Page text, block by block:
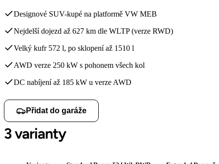
Designové SUV-kupé na platformě VW MEB
Nejdelší dojezd až 627 km dle WLTP (verze RWD)
Velký kufr 572 l, po sklopení až 1510 l
AWD verze 250 kW s pohonem všech kol
DC nabíjení až 185 kW u verze AWD
Přidat do garáže
3 varianty